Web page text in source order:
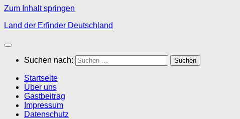
Zum Inhalt springen
Land der Erfinder Deutschland
Suchen nach:
Startseite
Über uns
Gastbeitrag
Impressum
Datenschutz